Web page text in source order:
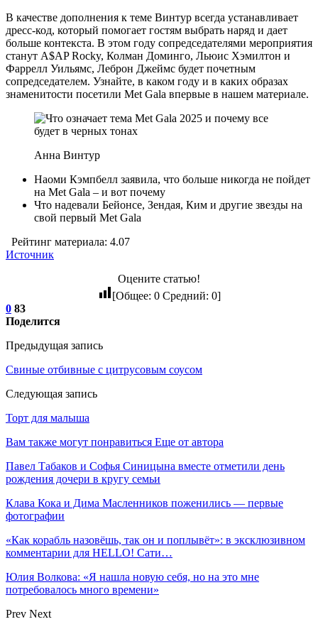
В качестве дополнения к теме Винтур всегда устанавливает
дресс-код, который помогает гостям выбрать наряд и дает
больше контекста. В этом году сопредседателями мероприятия
станут A$AP Rocky, Колман Доминго, Льюис Хэмилтон и
Фаррелл Уильямс, Леброн Джеймс будет почетным
сопредседателем. Узнайте, в каком году и в каких образах
знаменитости посетили Met Gala впервые в нашем материале.
Анна Винтур
Наоми Кэмпбелл заявила, что больше никогда не пойдет
на Met Gala – и вот почему
Что надевали Бейонсе, Зендая, Ким и другие звезды на
свой первый Met Gala
Рейтинг материала: 4.07
Источник
Оцените статью!
[Общее: 0Средний: 0]
0 83
Поделится
Предыдущая запись
Свиные отбивные с цитрусовым соусом
Следующая запись
Торт для малыша
Вам также могут понравиться Еще от автора
Павел Табаков и Софья Синицына вместе отметили день
рождения дочери в кругу семьи
Клава Кока и Дима Масленников поженились — первые
фотографии
«Как корабль назовёшь, так он и поплывёт»: в эксклюзивном
комментарии для HELLO! Сати…
Юлия Волкова: «Я нашла новую себя, но на это мне
потребовалось много времени»
Prev Next